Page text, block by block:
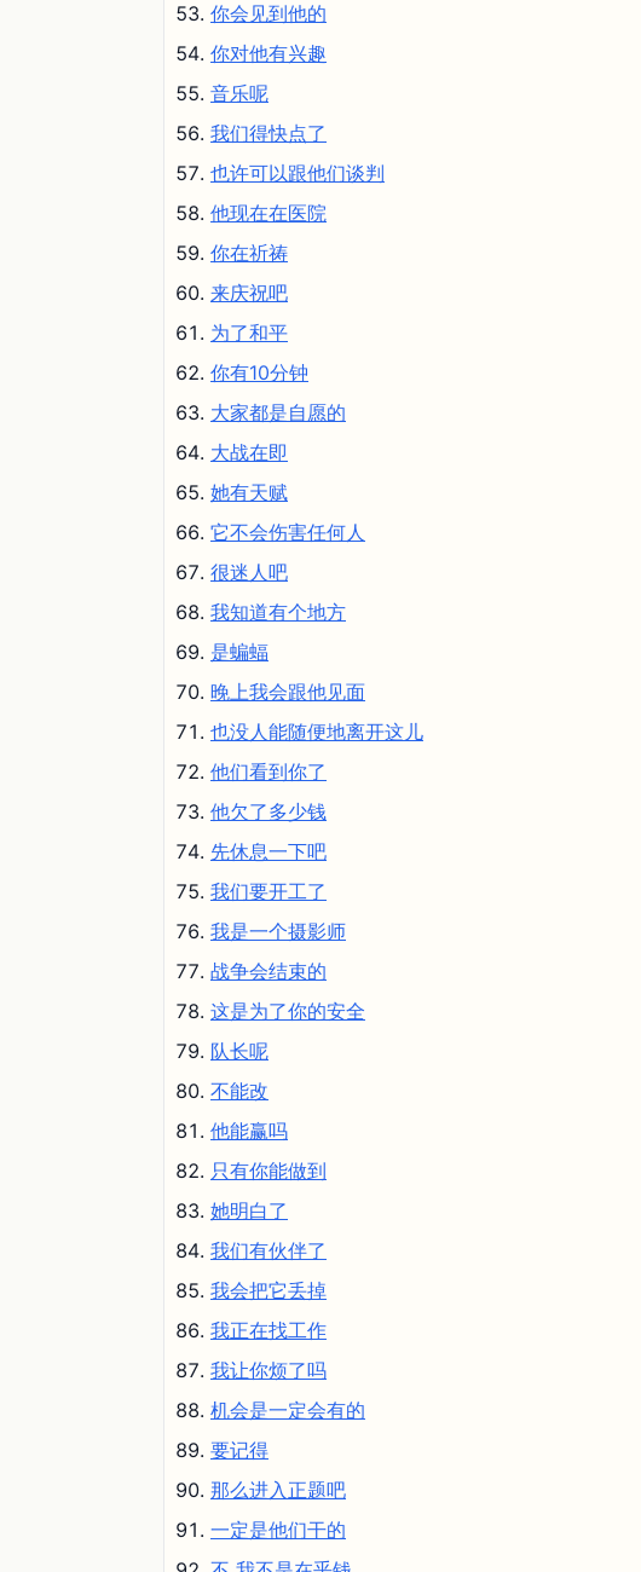
你会见到他的
你对他有兴趣
音乐呢
我们得快点了
也许可以跟他们谈判
他现在在医院
你在祈祷
来庆祝吧
为了和平
你有10分钟
大家都是自愿的
大战在即
她有天赋
它不会伤害任何人
很迷人吧
我知道有个地方
是蝙蝠
晚上我会跟他见面
也没人能随便地离开这儿
他们看到你了
他欠了多少钱
先休息一下吧
我们要开工了
我是一个摄影师
战争会结束的
这是为了你的安全
队长呢
不能改
他能赢吗
只有你能做到
她明白了
我们有伙伴了
我会把它丢掉
我正在找工作
我让你烦了吗
机会是一定会有的
要记得
那么进入正题吧
一定是他们干的